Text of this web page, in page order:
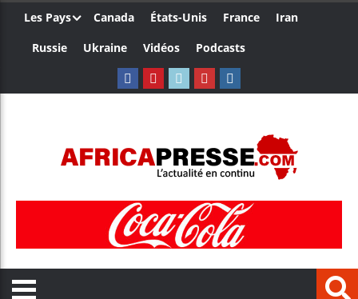
Les Pays Canada États-Unis France
Iran
Russie
Ukraine Vidéos Podcasts